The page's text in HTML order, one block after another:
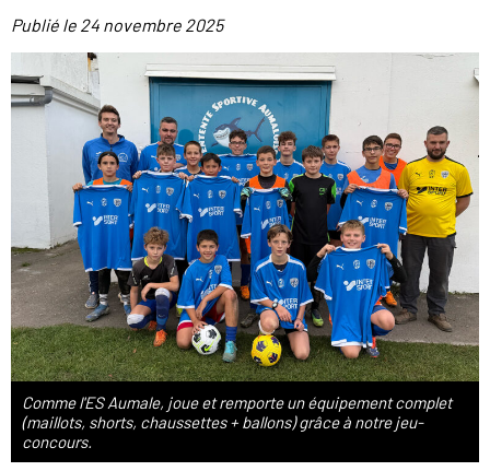
Publié le 24 novembre 2025
Comme l'ES Aumale, joue et remporte un équipement complet
(maillots, shorts, chaussettes + ballons) grâce à notre jeu-
concours.